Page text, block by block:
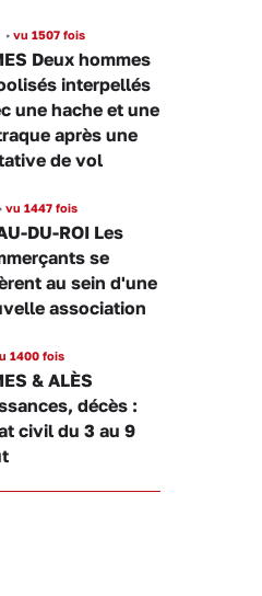
• vu 1507 fois
Deux hommes
interpellés
une hache et une
après une
de vol
• vu 1447 fois
DU-ROI Les
se
au sein d'une
association
1400 fois
& ALÈS
décès :
civil du 3 au 9